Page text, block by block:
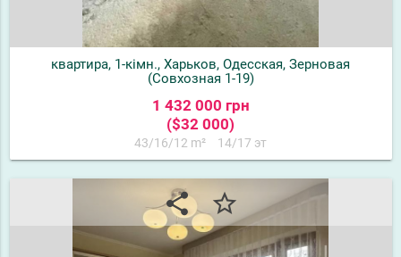
квартира, 1-кімн., Харьков, Одесская, Зерновая
(Совхозная 1-19)
1 432 000 грн
($32 000)
43/16/12 m² 14/17 эт
share star_border